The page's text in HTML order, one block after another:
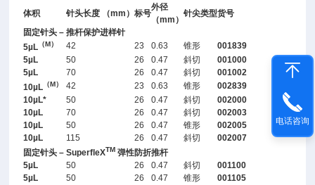
体积
针头长度 （mm）标号
外径
针尖类型货号
（mm）
固定针头 – 推杆保护进样针
5µL （M） 42 23 0.63 锥形
001839
5µL
50 26 0.47 斜切
001000
5µL
70 26 0.47 斜切
001002
10µL （M） 42 23 0.63 锥形
002839
10µL*
50 26 0.47 斜切
002000
10µL
70 26 0.47 斜切
002003
10µL
50 26 0.47 锥形
002005
10µL
115 26 0.47 斜切
002007
固定针头 – SuperfleXTM 弹性防折推杆
5µL
50 26 0.47 斜切
001100
5µL
50 26 0.47 锥形
001105
电话咨询